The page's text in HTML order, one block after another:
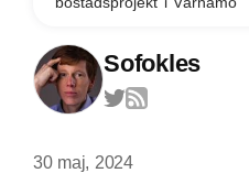
Sofokles
30 maj, 2024